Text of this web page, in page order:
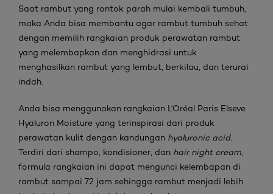
Saat rambut yang rontok parah mulai kembali tumbuh,
maka Anda bisa membantu agar rambut tumbuh sehat
dengan memilih rangkaian produk perawatan rambut
yang melembapkan dan menghidrasi untuk
menghasilkan rambut yang lembut, berkilau, dan terurai
indah.
Anda bisa menggunakan rangkaian L'Oréal Paris Elseve
Hyaluron Moisture yang terinspirasi dari produk
perawatan kulit dengan kandungan hyaluronic acid.
Terdiri dari shampo, kondisioner, dan hair night cream
formula rangkaian ini dapat mengunci kelembapan di
rambut sampai 72 jam sehingga rambut menjadi lebih